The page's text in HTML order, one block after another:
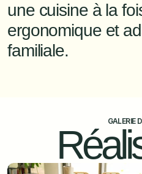
une cuisine à la
ergonomique et
familiale.
GALERIE